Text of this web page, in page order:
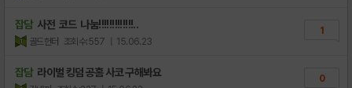
잡담 사전 코드 나눔!!!!!!!!!!!!!..
골드헌터 조회수:557 | 15.06.23
1
잡담 라이벌 킹덤 공홈 사코 구해봐요 0